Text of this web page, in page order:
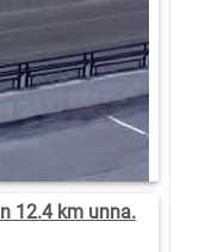
12.4 km unna.